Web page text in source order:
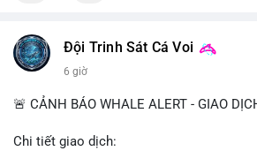
Đội Trinh Sát Cá Voi
6 giờ
🚨 CẢNH BÁO WHALE ALERT - GIAO
Chi tiết giao dịch: